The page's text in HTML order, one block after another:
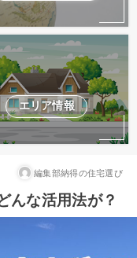
エリア情報
編集部納得の住宅選び
んな活用法が？